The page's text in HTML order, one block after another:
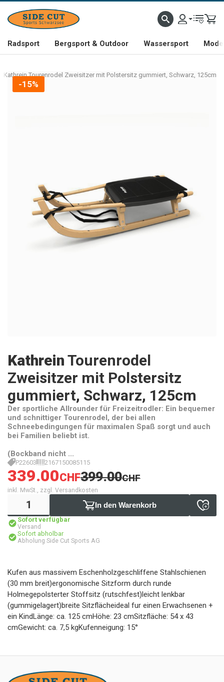
Radsport Bergsport & Outdoor Wassersport
Kathrein Tourenrodel Zweisitzer mit Polstersitz gummiert, Schwarz, 125cm
-15%
Kathrein Tourenrodel
Zweisitzer mit Polstersitz
gummiert, Schwarz, 125cm
Der sportliche Allrounder für Freizeitrodler: Ein bequemer
und schnittiger Tourenrodel, der bei allen
Schneebedingungen für maximalen Spaß sorgt und auch
bei Familien beliebt ist.
(Bockband nicht ...
P22603 2167150085115
339.00CHF399.00CHF
inkl. MwSt., zzgl. Versandkosten
In den Warenkorb
Sofort verfügbar
Versand
Sofort abholbar
Abholung Side Cut Sports AG
Kufen aus massivem Eschenholzgeschliffene Stahlschienen
(30 mm breit)ergonomische Sitzform durch runde
Holmegepolsterter Stoffsitz (rutschfest)leicht lenkbar
(gummigelagert)breite Sitzflächeideal fur einen Erwachsenen +
ein KindLänge: ca. 125 cmHöhe: 23 cmSitzfläche: 54 x 43
cmGewicht: ca. 7,5 kgKufenneigung: 15°